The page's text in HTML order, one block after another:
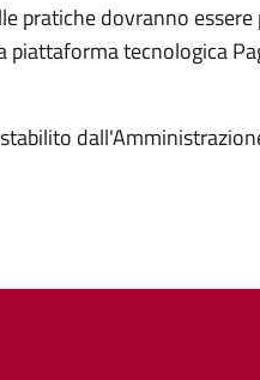
pratiche dovranno
tecnologica